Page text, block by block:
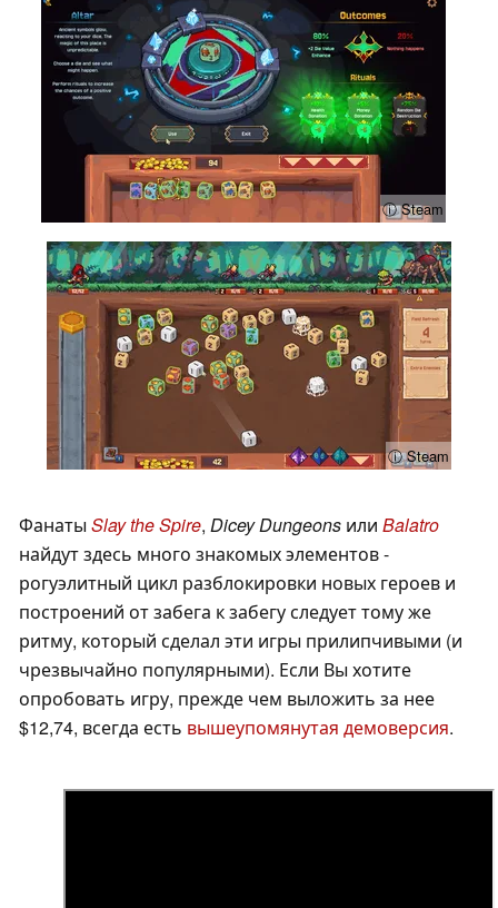
ⓘ Steam
ⓘ Steam
Фанаты Slay the Spire, Dicey Dungeons или Balatro
найдут здесь много знакомых элементов -
рогуэлитный цикл разблокировки новых героев и
построений от забега к забегу следует тому же
ритму, который сделал эти игры прилипчивыми (и
чрезвычайно популярными). Если Вы хотите
опробовать игру, прежде чем выложить за нее
$12,74, всегда есть вышеупомянутая демоверсия.